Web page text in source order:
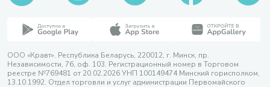
ООО «Кравт». Республика Беларусь, 220012, г. Минск, пр.
Независимости, 76, оф. 103. Регистрационный номер в Торговом
реестре №769481 от 20.02.2026 УНП 100149474 Минский горисполком,
13.10.1992. Отдел торговли и услуг администрации Первомайского